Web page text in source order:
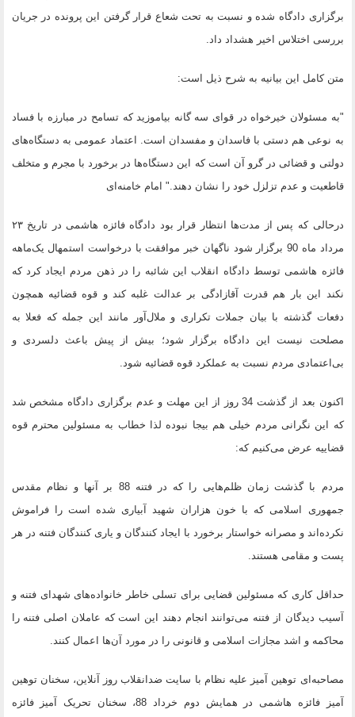
برگزاری دادگاه شده و نسبت به تحت شعاع قرار گرفتن این پرونده در جریان
بررسی اختلاس اخیر هشداد داد.
متن کامل این بیانیه به شرح ذیل است:
"به مسئولان خیرخواه در قوای سه گانه بیاموزید که تسامح در مبارزه با فساد
به نوعی هم دستی با فاسدان و مفسدان است. اعتماد عمومى به دستگاه‌هاى
دولتى و قضائى در گرو آن است که این دستگاه‌‌ها در برخورد با مجرم و متخلف
قاطعیت و عدم تزلزل خود را نشان دهند." امام خامنه‌ای
درحالی که پس از مدت‌ها انتظار قرار بود دادگاه فائزه هاشمی در تاریخ ۲۳
مرداد ماه 90 برگزار شود ناگهان خبر موافقت با درخواست استمهال یک‌ماهه
فائزه هاشمی توسط دادگاه انقلاب این شائبه را در ذهن مردم ایجاد کرد که
نکند این بار هم قدرت آقازادگی بر عدالت غلبه کند و قوه قضائیه همچون
دفعات گذشته با بیان جملات تکراری و ملال‌آور مانند این جمله که فعلا به
مصلحت نیست این دادگاه برگزار شود؛ بیش از پیش باعث دلسردی و
بی‌اعتمادی مردم نسبت به عملکرد قوه قضائیه شود.
اکنون بعد از گذشت 34 روز از این مهلت و عدم برگزاری دادگاه مشخص شد
که این نگرانی مردم خیلی هم بیجا نبوده لذا خطاب به مسئولین محترم قوه
قضاییه عرض می‌کنیم که:
مردم با گذشت زمان ظلم‌هایی را که در فتنه 88 بر آنها و نظام مقدس
جمهوری اسلامی که با خون هزاران شهید آبیاری شده است را فراموش
نکرده‌اند و مصرانه خواستار برخورد با ایجاد کنندگان و یاری کنندگان فتنه در هر
پست و مقامی هستند.
حداقل کاری که مسئولین قضایی برای تسلی خاطر خانواده‌های شهدای فتنه و
آسیب دیدگان از فتنه می‌توانند انجام دهند این است که عاملان اصلی فتنه را
محاکمه و اشد مجازات اسلامی و قانونی را در مورد آن‌ها اعمال کنند.
مصاحبه‌ای توهین آمیز علیه نظام با سایت ضدانقلاب روز آنلاین، سخنان توهین
آمیز فائزه هاشمی در همایش دوم خرداد 88، سخنان تحریک آمیز فائزه